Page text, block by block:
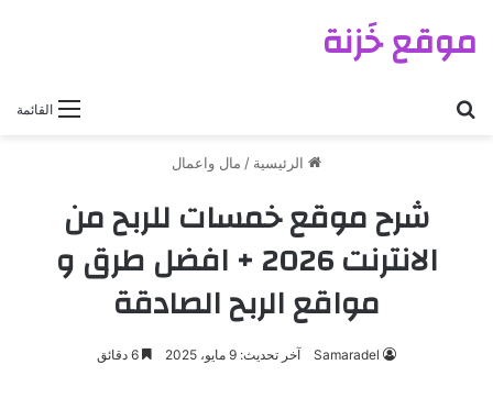
القائمة
موقع خَزنة
الرئيسية / مال واعمال
شرح موقع خمسات للربح من
الانترنت 2026 + افضل طرق و
مواقع الربح الصادقة
Samaradel آخر تحديث: 9 مايو، 2025